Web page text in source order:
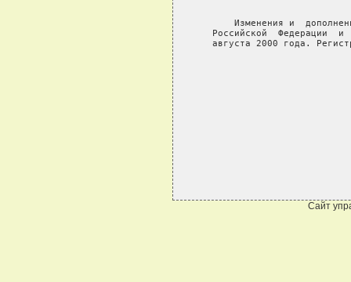
Сайт